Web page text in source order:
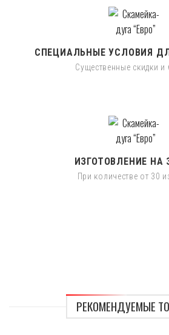
СПЕЦИАЛЬНЫЕ УСЛОВИЯ
Существенные скидки и
ИЗГОТОВЛЕНИЕ НА
При количестве от 30
РЕКОМЕНДУЕМЫЕ